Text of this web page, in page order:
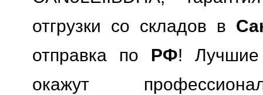
отгрузки со складов в
отправка по РФ! Лучшие
окажут